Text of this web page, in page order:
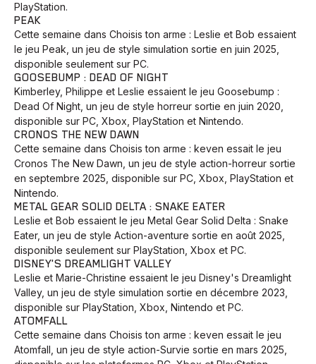
PlayStation.
PEAK
Cette semaine dans Choisis ton arme : Leslie et Bob essaient
le jeu Peak, un jeu de style simulation sortie en juin 2025,
disponible seulement sur PC.
GOOSEBUMP : DEAD OF NIGHT
Kimberley, Philippe et Leslie essaient le jeu Goosebump :
Dead Of Night, un jeu de style horreur sortie en juin 2020,
disponible sur PC, Xbox, PlayStation et Nintendo.
CRONOS THE NEW DAWN
Cette semaine dans Choisis ton arme : keven essait le jeu
Cronos The New Dawn, un jeu de style action-horreur sortie
en septembre 2025, disponible sur PC, Xbox, PlayStation et
Nintendo.
METAL GEAR SOLID DELTA : SNAKE EATER
Leslie et Bob essaient le jeu Metal Gear Solid Delta : Snake
Eater, un jeu de style Action-aventure sortie en août 2025,
disponible seulement sur PlayStation, Xbox et PC.
DISNEY'S DREAMLIGHT VALLEY
Leslie et Marie-Christine essaient le jeu Disney's Dreamlight
Valley, un jeu de style simulation sortie en décembre 2023,
disponible sur PlayStation, Xbox, Nintendo et PC.
ATOMFALL
Cette semaine dans Choisis ton arme : keven essait le jeu
Atomfall, un jeu de style action-Survie sortie en mars 2025,